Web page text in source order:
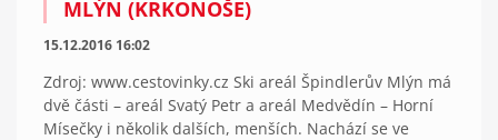
MLÝN (KRKONOŠE)
15.12.2016 16:02
Zdroj: www.cestovinky.cz Ski areál Špindlerův Mlýn má
dvě části – areál Svatý Petr a areál Medvědín – Horní
Mísečky i několik dalších, menších. Nachází se ve